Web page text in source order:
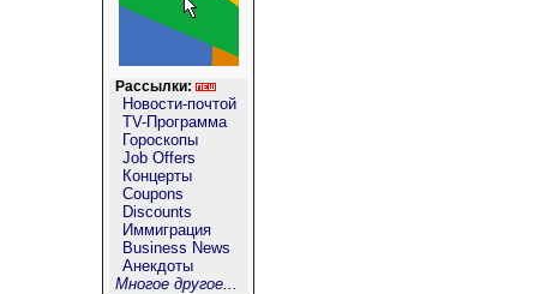
Рассылки:
Новости-почтой
TV-Программа
Гороскопы
Job Offers
Концерты
Coupons
Discounts
Иммиграция
Business News
Анекдоты
Многое другое...